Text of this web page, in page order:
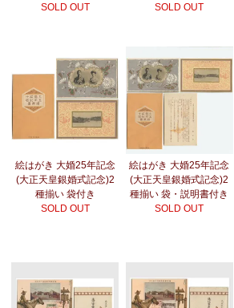
SOLD OUT
SOLD OUT
絵はがき 大婚25年記念
(大正天皇銀婚式記念)2
種揃い 袋付き
SOLD OUT
絵はがき 大婚25年記念
(大正天皇銀婚式記念)2
種揃い 袋・説明書付き
SOLD OUT